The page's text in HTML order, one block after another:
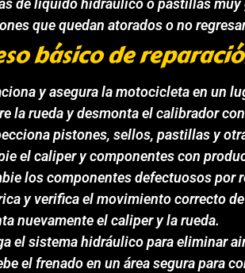
de líquido hidráulico o pastillas muy
que quedan atorados o no
básico de
y asegura la motocicleta en un
la rueda y desmonta el calibrador
pistones, sellos, pastillas y
el caliper y componentes con
los componentes defectuosos por
y verifica el movimiento correcto
nuevamente el caliper y la rueda.
el sistema hidráulico para eliminar
el frenado en un área segura para